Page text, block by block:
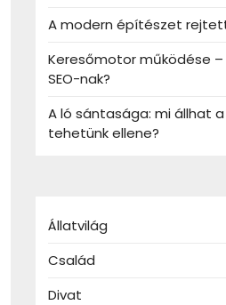
A modern építészet
Keresőmotor működése
SEO-nak?
A ló sántasága: mi állhat
tehetünk ellene?
Állatvilág
Család
Divat